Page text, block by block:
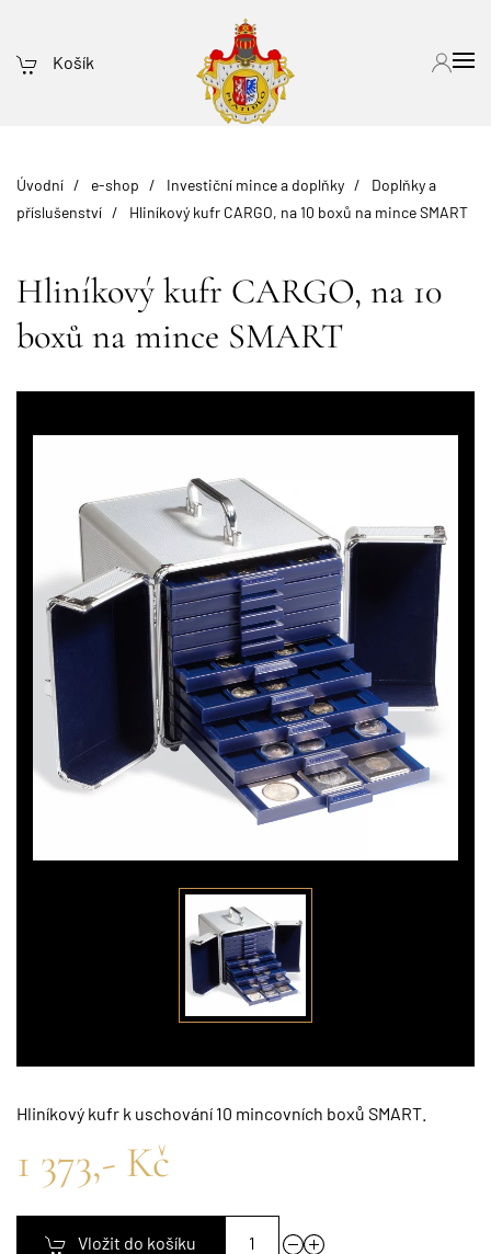
Košík
Úvodní e-shop Investiční mince a doplňky
Doplňky a
příslušenství
Hliníkový kufr CARGO, na 10 boxů na mince SMART
Hliníkový kufr CARGO, na 10
boxů na mince SMART
Hliníkový kufr k uschování 10 mincovních boxů SMART.
1 373,- Kč
Vložit do košíku